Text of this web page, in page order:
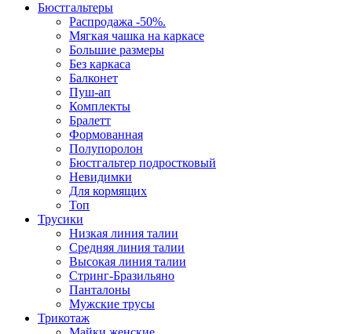
Бюстгальтеры
Распродажа -50%.
Мягкая чашка на каркасе
Большие размеры
Без каркаса
Балконет
Пуш-ап
Комплекты
Бралетт
Формованная
Полупоролон
Бюстгальтер подростковый
Невидимки
Для кормящих
Топ
Трусики
Низкая линия талии
Средняя линия талии
Высокая линия талии
Стринг-Бразильяно
Панталоны
Мужские трусы
Трикотаж